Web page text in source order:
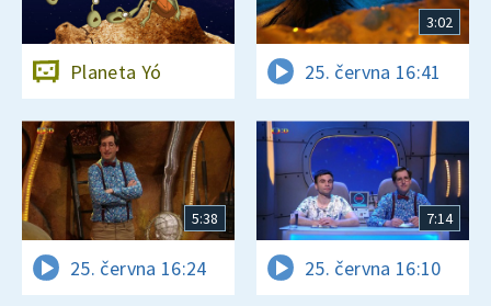
Planeta Yó
3:02
25. června 16:41
5:38
25. června 16:24
7:14
25. června 16:10